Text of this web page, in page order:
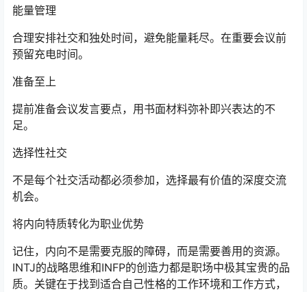
能量管理
合理安排社交和独处时间，避免能量耗尽。在重要会议前
预留充电时间。
准备至上
提前准备会议发言要点，用书面材料弥补即兴表达的不
足。
选择性社交
不是每个社交活动都必须参加，选择最有价值的深度交流
机会。
将内向特质转化为职业优势
记住，内向不是需要克服的障碍，而是需要善用的资源。
INTJ的战略思维和INFP的创造力都是职场中极其宝贵的品
质。关键在于找到适合自己性格的工作环境和工作方式，